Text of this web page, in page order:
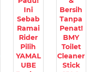
Ini
Sebab
Ramai
Rider
Pilih
YAMAL
UBE
Bersih
Tanpa
Penat!
BMY
Toilet
Cleaner
Stick